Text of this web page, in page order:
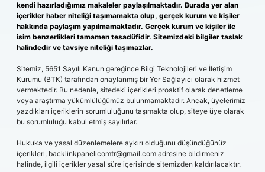
kendi hazırladığımız makaleler paylaşılmaktadır. Burada yer alan
içerikler haber niteliği taşımamakta olup, gerçek kurum ve kişiler
hakkında paylaşım yapılmamaktadır. Gerçek kurum ve kişiler ile
isim benzerlikleri tamamen tesadüfidir. Sitemizdeki bilgiler taslak
halindedir ve tavsiye niteliği taşımazlar.
Sitemiz, 5651 Sayılı Kanun gereğince Bilgi Teknolojileri ve İletişim
Kurumu (BTK) tarafından onaylanmış bir Yer Sağlayıcı olarak hizmet
vermektedir. Bu nedenle, sitedeki içerikleri proaktif olarak denetleme
veya araştırma yükümlülüğümüz bulunmamaktadır. Ancak, üyelerimiz
yazdıkları içeriklerin sorumluluğunu taşımakta olup, siteye üye olarak
bu sorumluluğu kabul etmiş sayılırlar.
Hukuka ve yasal düzenlemelere aykırı olduğunu düşündüğünüz
içerikleri, backlinkpanelicomtr@gmail.com adresine bildirmeniz
halinde, ilgili içerikler yasal süre içerisinde sitemizden kaldırılacaktır.